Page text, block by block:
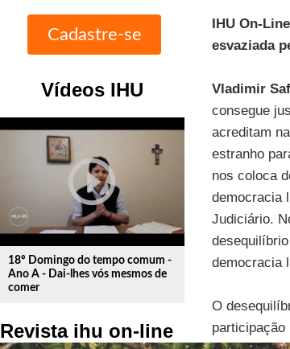
Vídeos IHU
play_circle_outline
18º Domingo do tempo comum -
Ano A - Dai-lhes vós mesmos de
comer
Revista ihu on-line
IHU On-Line
esvaziada
Vladimir
consegue
acreditam
estranho
nos coloca
democracia
Judiciário.
democracia
O
participação